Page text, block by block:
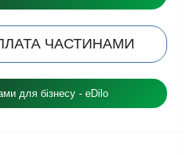
ЧАСТИНАМИ
для бізнесу - eDilo